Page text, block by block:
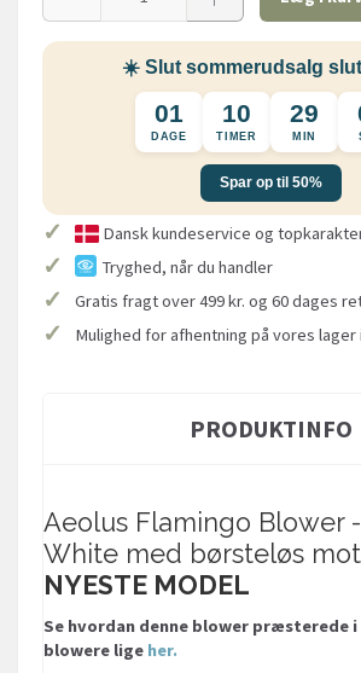
☀️ Slut sommerudsalg
01
DAGE
10
TIMER
28
MIN
Spar op til 50%
✓ Dansk kundeservice og
✓ Tryghed, når du handler
✓ Gratis fragt over 499 kr. og 60 dages
✓ Mulighed for afhentning på vores lager
PRODUKTINFO
Aeolus Flamingo Blower
White med børsteløs
NYESTE MODEL
Se hvordan denne blower præsterede
blowere lige her.